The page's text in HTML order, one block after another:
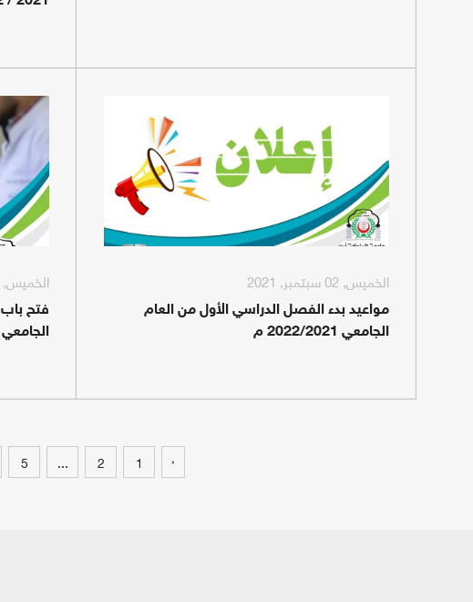
الخميس, 02 سبتمبر, 2021
مواعيد بدء الفصل الدراسي الأول من العام
الجامعي 2022/2021 م
الخميس, 02 سبتمبر, 2021
فتح
الجامعي 2022/2021
‹
1
2
...
5